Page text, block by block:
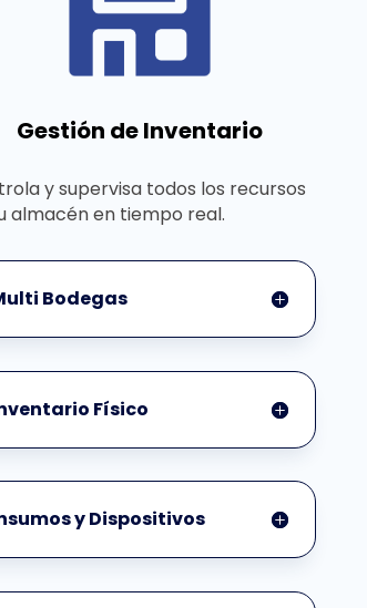
Gestión de Inventario
y supervisa todos los recursos
almacén en tiempo real.
Bodegas
Físico
y Dispositivos